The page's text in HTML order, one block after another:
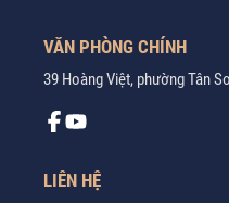
VĂN PHÒNG CHÍNH
39 Hoàng Việt, phường Tân
LIÊN HỆ